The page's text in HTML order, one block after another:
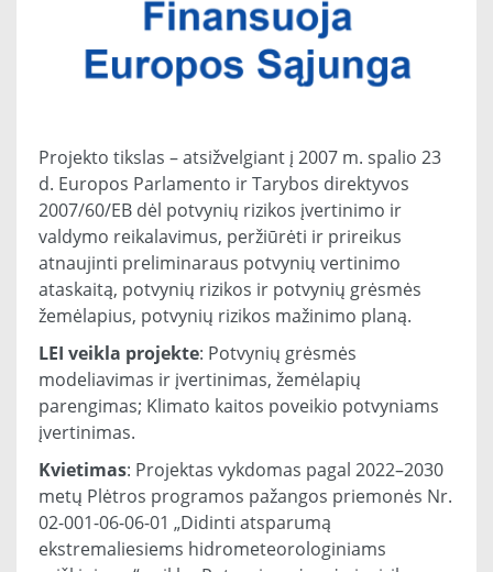
Projekto tikslas – atsižvelgiant į 2007 m. spalio 23
d. Europos Parlamento ir Tarybos direktyvos
2007/60/EB dėl potvynių rizikos įvertinimo ir
valdymo reikalavimus, peržiūrėti ir prireikus
atnaujinti preliminaraus potvynių vertinimo
ataskaitą, potvynių rizikos ir potvynių grėsmės
žemėlapius, potvynių rizikos mažinimo planą.
LEI veikla projekte: Potvynių grėsmės
modeliavimas ir įvertinimas, žemėlapių
parengimas; Klimato kaitos poveikio potvyniams
įvertinimas.
Kvietimas: Projektas vykdomas pagal 2022–2030
metų Plėtros programos pažangos priemonės Nr.
02-001-06-06-01 „Didinti atsparumą
ekstremaliesiems hidrometeorologiniams